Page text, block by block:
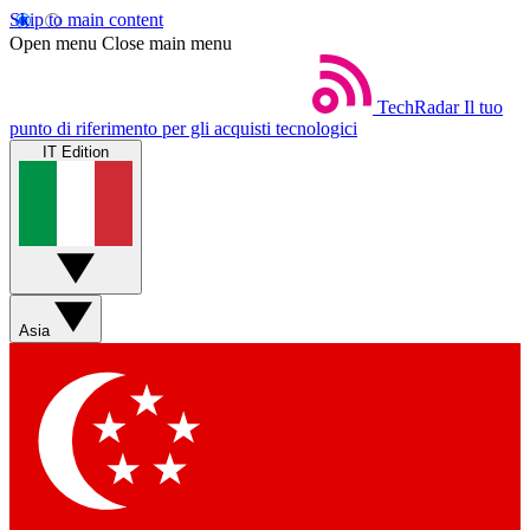
Skip to main content
Open menu Close main menu
TechRadar Il tuo
punto di riferimento per gli acquisti tecnologici
IT Edition
Asia